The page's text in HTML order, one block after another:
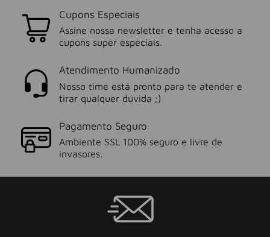
Cupons Especiais
Assine nossa newsletter e tenha acesso a
cupons super especiais.
Atendimento Humanizado
Nosso time está pronto para te atender e
tirar qualquer dúvida ;)
Pagamento Seguro
Ambiente SSL 100% seguro e livre de
invasores.